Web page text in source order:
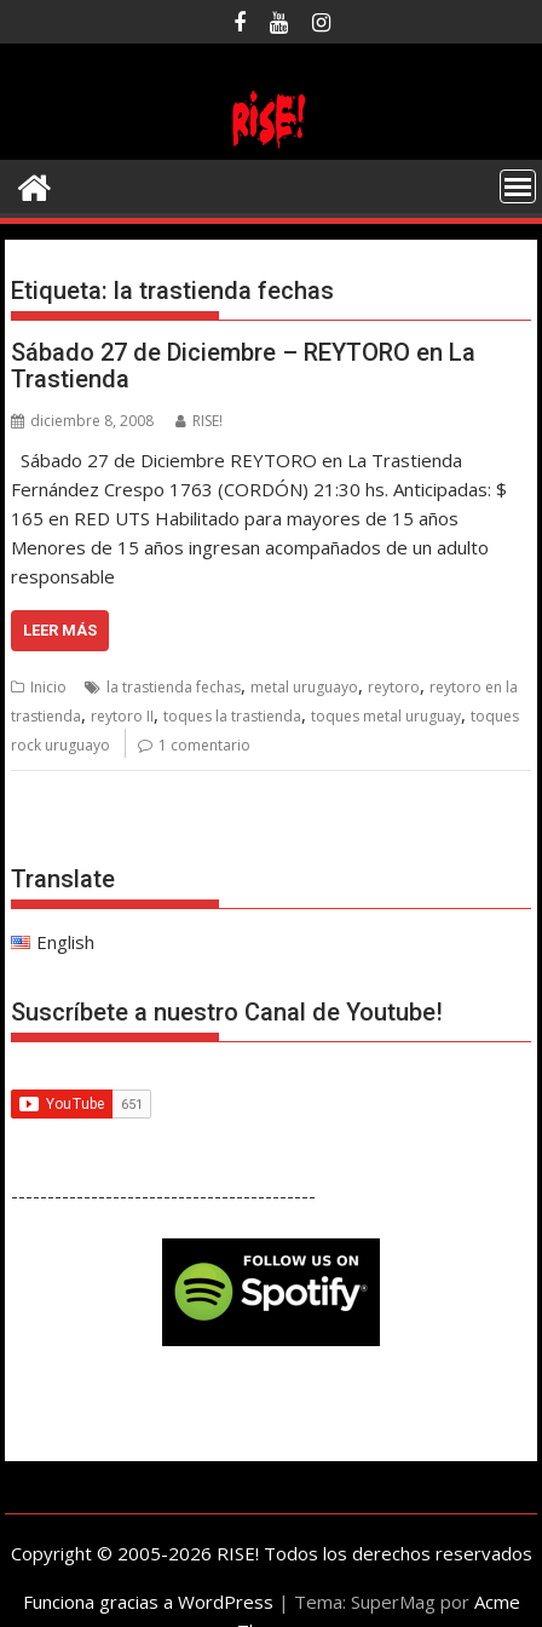
al
Etiqueta: la trastienda fechas
Sábado 27 de Diciembre – REYTORO en La
Trastienda
diciembre 8, 2008 RISE!
Sábado 27 de Diciembre REYTORO en La Trastienda
Fernández Crespo 1763 (CORDÓN) 21:30 hs. Anticipadas: $
165 en RED UTS Habilitado para mayores de 15 años
Menores de 15 años ingresan acompañados de un adulto
responsable
LEER MÁS
Inicio la trastienda fechas, metal uruguayo, reytoro, reytoro en la
trastienda, reytoro II,toques la trastienda,toques metal uruguay,toques
rock uruguayo
1 comentario
Translate
English
Suscríbete a nuestro Canal de Youtube!
------------------------------------------
Copyright © 2005-2026 RISE! Todos los derechos reservados
Funciona gracias a WordPress | Tema: SuperMag por Acme